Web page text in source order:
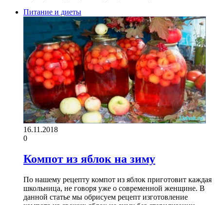
Питание и диеты
16.11.2018
0
Компот из яблок на зиму
По нашему рецепту компот из яблок приготовит каждая
школьница, не говоря уже о современной женщине. В
данной статье мы обрисуем рецепт изготовление